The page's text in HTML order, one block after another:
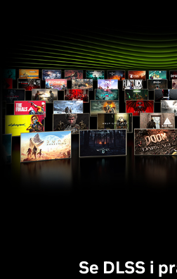
Se DLSS i